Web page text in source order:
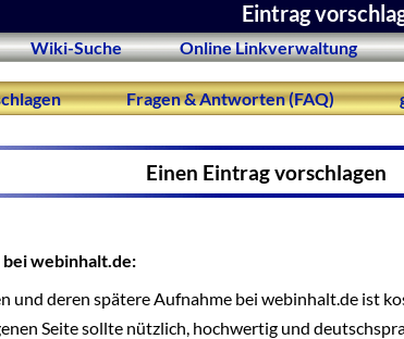
Eintrag
Wiki-Suche Online Linkverwaltung
Fragen & Antworten (FAQ)
Einen Eintrag vorschlagen
webinhalt.de:
und deren spätere Aufnahme bei webinhalt.de ist
Seite sollte nützlich, hochwertig und